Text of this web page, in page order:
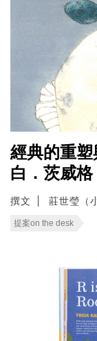
經典的重
白．茨威格
撰文 莊世瑩（
提案on the desk